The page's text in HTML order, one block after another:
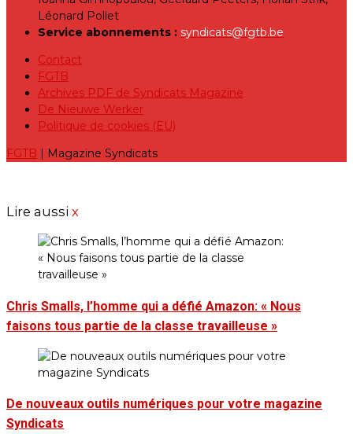
Léonard Pollet
Service abonnements : syndicats@fgtb.be
Contact
FGTB
Archives PDF de Syndicats Magazine
De Nieuwe Werker
Politique de cookies (EU)
FGTB | Magazine Syndicats
Lire aussi x
Chris Smalls, l’homme qui a défié Amazon: « Nous
faisons tous partie de la classe travailleuse »
De nouveaux outils numériques pour votre magazine
Syndicats